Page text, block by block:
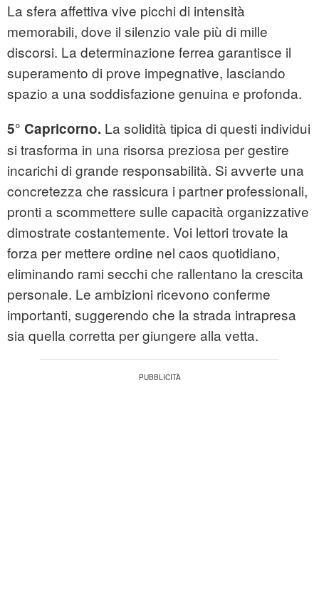
La sfera affettiva vive picchi di intensità
memorabili, dove il silenzio vale più di mille
discorsi. La determinazione ferrea garantisce il
superamento di prove impegnative, lasciando
spazio a una soddisfazione genuina e profonda.
5° Capricorno. La solidità tipica di questi individui
si trasforma in una risorsa preziosa per gestire
incarichi di grande responsabilità. Si avverte una
concretezza che rassicura i partner professionali,
pronti a scommettere sulle capacità organizzative
dimostrate costantemente. Voi lettori trovate la
forza per mettere ordine nel caos quotidiano,
eliminando rami secchi che rallentano la crescita
personale. Le ambizioni ricevono conferme
importanti, suggerendo che la strada intrapresa
sia quella corretta per giungere alla vetta.